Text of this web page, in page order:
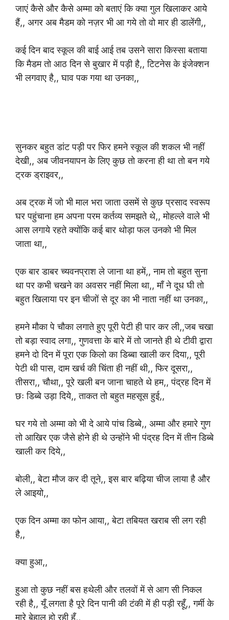
जाएं कैसे और कैसे अम्मा को बताएं कि क्या गुल खिलाकर आये
हैं,, अगर अब मैडम को नज़र भी आ गये तो वो मार ही डालेंगी,,
कई दिन बाद स्कूल की बाई आई तब उसने सारा किस्सा बताया
कि मैडम तो आठ दिन से बुखार में पड़ी है,, टिटनेस के इंजेक्शन
भी लगवाए है,, घाव पक गया था उनका,,
सुनकर बहुत डांट पड़ी पर फिर हमने स्कूल की शकल भी नहीं
देखी,, अब जीवनयापन के लिए कुछ तो करना ही था तो बन गये
ट्रक ड्राइवर,,
अब ट्रक में जो भी माल भरा जाता उसमें से कुछ प्रसाद स्वरूप
घर पहुंचाना हम अपना परम कर्तव्य समझते थे,, मोहल्ले वाले भी
आस लगाये रहते क्योंकि कई बार थोड़ा फल उनको भी मिल
जाता था,,
एक बार डाबर च्यवनप्राश ले जाना था हमें,, नाम तो बहुत सुना
था पर कभी चखने का अवसर नहीं मिला था,, माँ ने दूध घी तो
बहुत खिलाया पर इन चीजों से दूर का भी नाता नहीं था उनका,,
हमने मौका पे चौका लगाते हुए पूरी पेटी ही पार कर ली,,जब चखा
तो बड़ा स्वाद लगा,, गुणवत्ता के बारे में तो जानते ही थे टीवी द्वारा
हमने दो दिन में पूरा एक किलो का डिब्बा खाली कर दिया,, पूरी
पेटी थी पास, दाम खर्च की चिंता ही नहीं थी,, फिर दूसरा,,
तीसरा,, चौथा,, पूरे खली बन जाना चाहते थे हम,, पंद्रह दिन में
छः डिब्बे उड़ा दिये,, ताकत तो बहुत महसूस हुई,,
घर गये तो अम्मा को भी दे आये पांच डिब्बे,, अम्मा और हमारे गुण
तो आखिर एक जैसे होने ही थे उन्होंने भी पंद्रह दिन में तीन डिब्बे
खाली कर दिये,,
बोली,, बेटा मौज कर दी तूने,, इस बार बढ़िया चीज लाया है और
ले आइयो,,
एक दिन अम्मा का फोन आया,, बेटा तबियत खराब सी लग रही
है,,
क्या हुआ,,
हुआ तो कुछ नहीं बस हथेली और तलवों में से आग सी निकल
रही है,, यूँ लगता है पूरे दिन पानी की टंकी में ही पड़ी रहूँ,, गर्मी के
मारे बेहाल हो रही हूँ,,